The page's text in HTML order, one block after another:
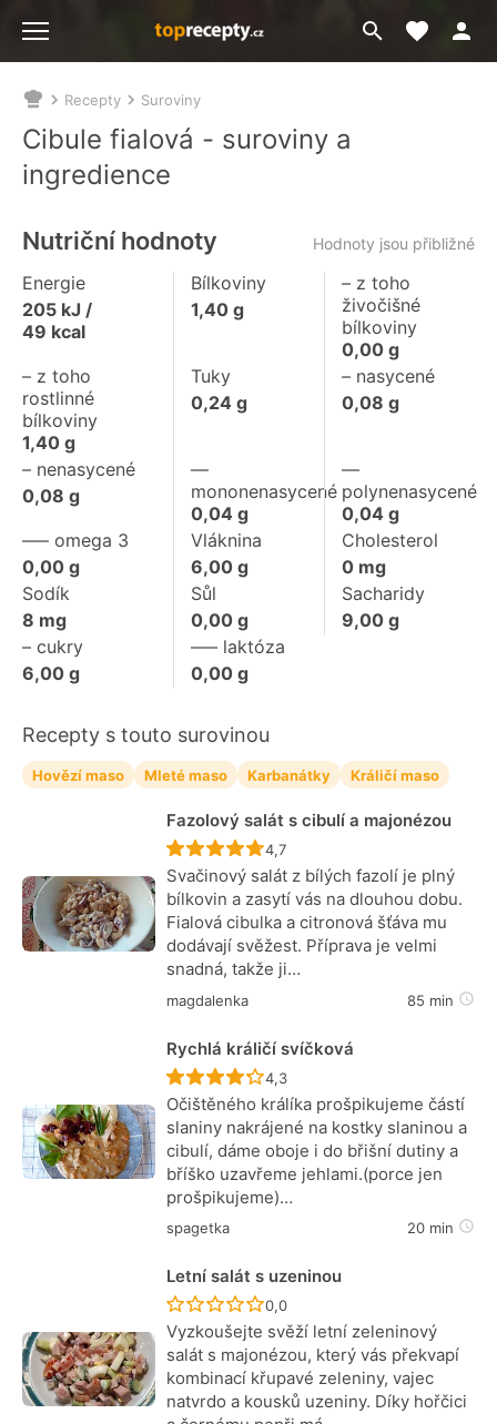
Přejít
na
Moje
Nacházíte
se
zde:
Recepty Suroviny
Cibule fialová - suroviny a
ingredience
Nutriční hodnoty Hodnoty jsou přibližné
Energie
205 kJ /
49 kcal
Bílkoviny
1,40g
– z toho
živočišné
bílkoviny
0,00g
– z toho
rostlinné
bílkoviny
1,40 g
Tuky
0,24 g
– nasycené
0,08 g
– nenasycené
0,08 g
––
mononenasycené
0,04 g
––
polynenasycené
0,04 g
––– omega 3
0,00 g
Vláknina
6,00g
Cholesterol
0mg
Sodík
8 mg
Sůl
0,00g
Sacharidy
9,00g
– cukry
6,00 g
––– laktóza
0,00g
Recepty s touto surovinou
Hovězí maso Mleté maso Karbanátky Králičí maso
Fazolový salát s cibulí a majonézou
Recept ještě nebyl hodnocen
4,7
Svačinový salát z bílých fazolí je plný
bílkovin a zasytí vás na dlouhou dobu.
Fialová cibulka a citronová šťáva mu
dodávají svěžest. Příprava je velmi
snadná, takže ji…
magdalenka 85 min
Rychlá králičí svíčková
Recept ještě nebyl hodnocen
4,3
Očištěného králíka prošpikujeme částí
slaniny nakrájené na kostky slaninou a
cibulí, dáme oboje i do břišní dutiny a
bříško uzavřeme jehlami.(porce jen
prošpikujeme)…
spagetka 20 min
Letní salát s uzeninou
Recept ještě nebyl hodnocen
0,0
Vyzkoušejte svěží letní zeleninový
salát s majonézou, který vás překvapí
kombinací křupavé zeleniny, vajec
natvrdo a kousků uzeniny. Díky hořčici